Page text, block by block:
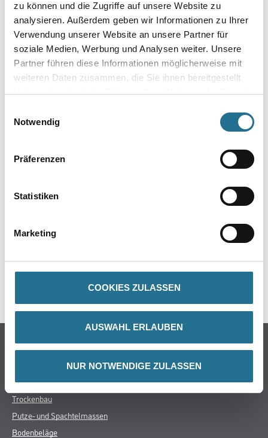
zu können und die Zugriffe auf unsere Website zu
analysieren. Außerdem geben wir Informationen zu Ihrer
Verwendung unserer Website an unsere Partner für
soziale Medien, Werbung und Analysen weiter. Unsere
Partner führen diese Informationen möglicherweise mit
weiteren Daten zusammen, die Sie ihnen bereitgestellt
haben oder die sie im Rahmen Ihrer Nutzung der Dienste
Notwendig
Präferenzen
Statistiken
Marketing
COOKIES ZULASSEN
AUSWAHL ERLAUBEN
NUR NOTWENDIGE ZULASSEN
Umrechnungsfaktoren
ZUSATZINFOS
GEFAHRENHINWEISE
Online-Shop
WDV-Systeme
Trockenbau
Putze- und Spachtelmassen
Bodenbeläge